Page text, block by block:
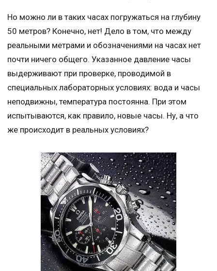
Но можно ли в таких часах погружаться на глубину
50 метров? Конечно, нет! Дело в том, что между
реальными метрами и обозначениями на часах нет
почти ничего общего. Указанное давление часы
выдерживают при проверке, проводимой в
специальных лабораторных условиях: вода и часы
неподвижны, температура постоянна. При этом
испытываются, как правило, новые часы. Ну, а что
же происходит в реальных условиях?